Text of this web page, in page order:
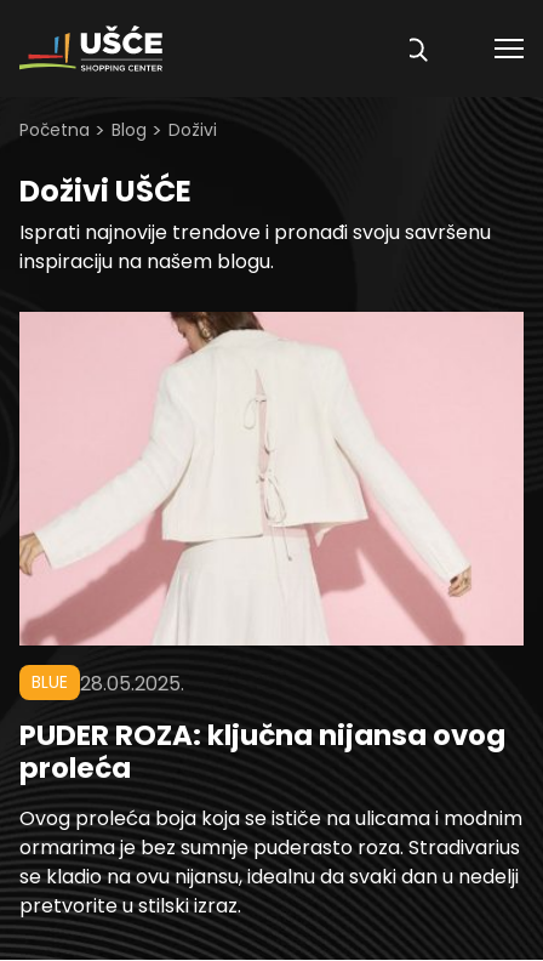
Skip to content
Početna > Blog > Doživi
Doživi UŠĆE
Isprati najnovije trendove i pronađi svoju savršenu
inspiraciju na našem blogu.
BLUE 28.05.2025.
PUDER ROZA: ključna nijansa ovog
proleća
Ovog proleća boja koja se ističe na ulicama i modnim
ormarima je bez sumnje puderasto roza. Stradivarius
se kladio na ovu nijansu, idealnu da svaki dan u nedelji
pretvorite u stilski izraz.